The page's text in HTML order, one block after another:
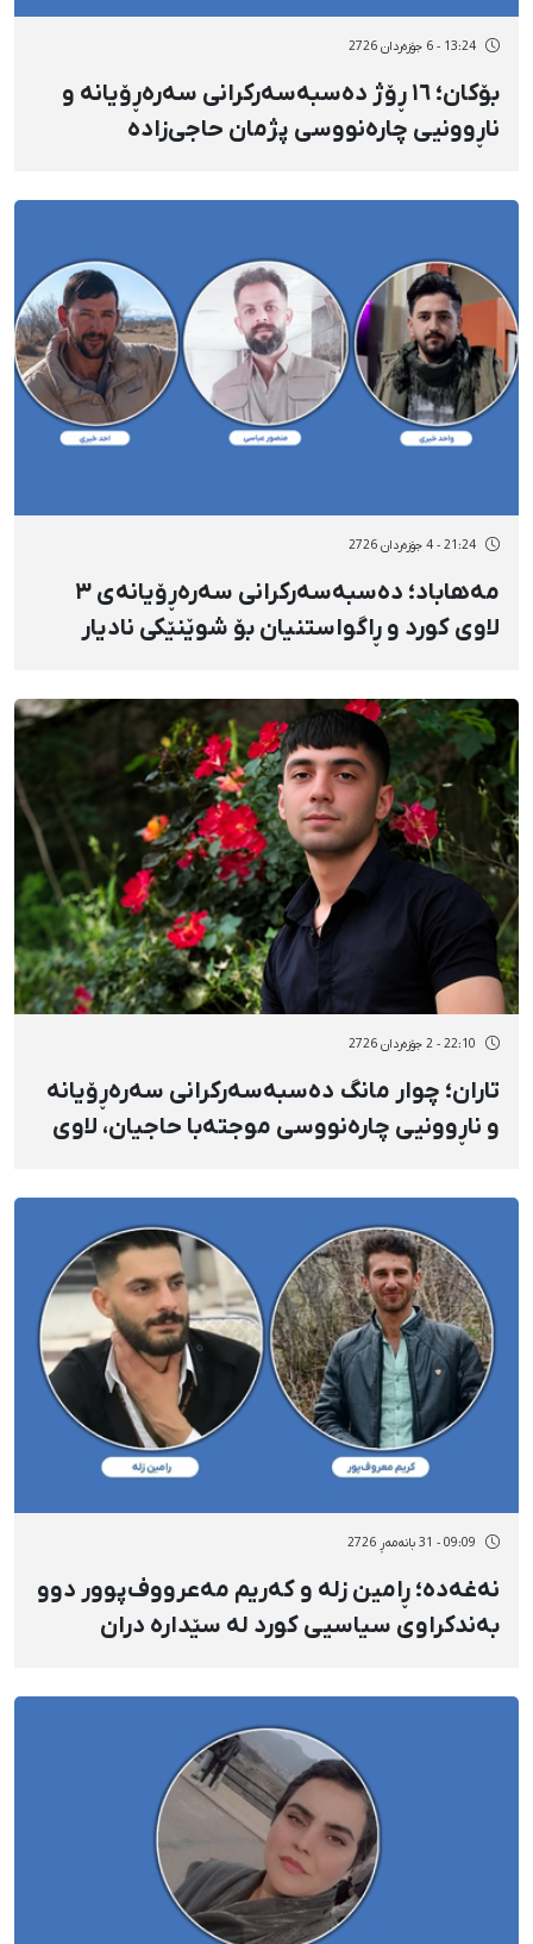
13:24 - 6 جۆزەردان 2726
بۆکان؛ ١٦ ڕۆژ دەسبەسەرکرانی سەرەڕۆیانە و
ناڕوونیی چارەنووسی پژمان حاجی‌زادە
21:24 - 4 جۆزەردان 2726
مەهاباد؛ دەسبەسەرکرانی سەرەڕۆیانەی ٣
لاوی کورد و ڕاگواستنیان بۆ شوێنێکی نادیار
22:10 - 2 جۆزەردان 2726
تاران؛ چوار مانگ دەسبەسەرکرانی سەرەڕۆیانە
و ناڕوونیی چارەنووسی موجتەبا حاجیان، لاوی
09:09 - 31 بانەمەڕ 2726
نەغەدە؛ ڕامین زلە و کەریم مەعرووف‌پوور دوو
بەندکراوی سیاسیی کورد لە سێدارە دران